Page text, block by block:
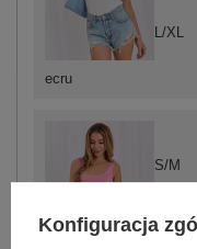
ecru
L/XL
S/M
L/XL
Konfiguracja